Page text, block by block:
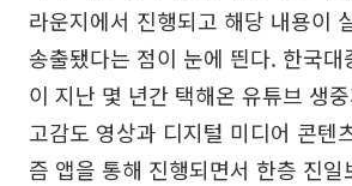
라운지에서 진행되고 해당 내용이
송출됐다는 점이 눈에 띈다. 한국대
이 지난 몇 년간 택해온 유튜브 생
고감도 영상과 디지털 미디어 콘텐
즘 앱을 통해 진행되면서 한층 진일